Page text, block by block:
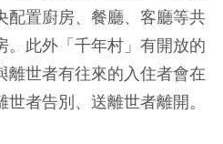
配置廚房、餐廳、客廳等共
。此外「千年村」有開放的
離世者有往來的入住者會在
者告別、送離世者離開。